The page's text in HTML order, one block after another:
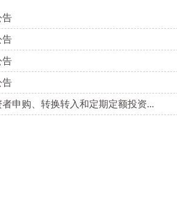
告
告
告
告
申购、转换转入和定期定额投资...